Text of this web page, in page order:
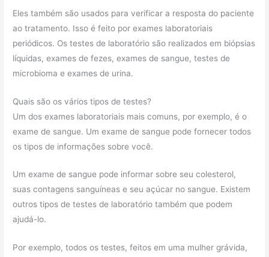
Eles também são usados ​​para verificar a resposta do paciente
ao tratamento. Isso é feito por exames laboratoriais
periódicos. Os testes de laboratório são realizados em biópsias
líquidas, exames de fezes, exames de sangue, testes de
microbioma e exames de urina.
Quais são os vários tipos de testes?
Um dos exames laboratoriais mais comuns, por exemplo, é o
exame de sangue. Um exame de sangue pode fornecer todos
os tipos de informações sobre você.
Um exame de sangue pode informar sobre seu colesterol,
suas contagens sanguíneas e seu açúcar no sangue. Existem
outros tipos de testes de laboratório também que podem
ajudá-lo.
Por exemplo, todos os testes, feitos em uma mulher grávida,